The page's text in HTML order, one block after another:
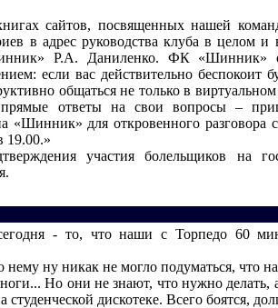
сайтов, посвященных нашей
в адрес руководства клуба в целом и
Р.А. Даниленко. ФК «Шинник»
если вас действительно беспокоит
общаться не только в
ответы на свои вопросы –
«Шинник» для откровенного разговора
19.00.»
участия болельщиков на
- то, что наши с Торпедо 60
ну никак не могло подуматься, что
Но они не знают, что нужно делать,
студенческой дискотеке. Всего боятся,